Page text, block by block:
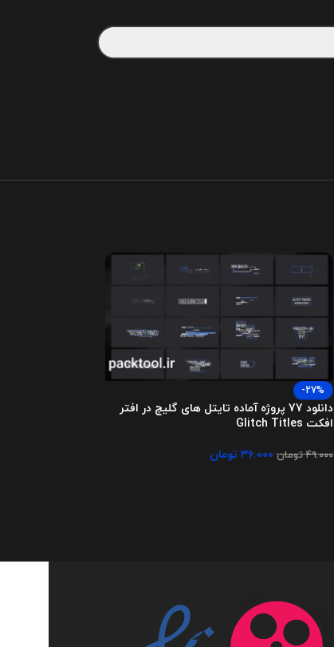
-27%
دانلود 77 پروژه آماده تایتل های گلیچ در افتر
افکت Glitch Titles
۴۹.۰۰۰تومان ۳۶.۰۰۰ تومان